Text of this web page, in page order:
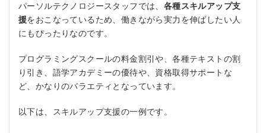
パーソルテクノロジースタッフでは、 各種スキルアップ支
援をおこなっているため、働きながら実力を伸ばしたい人
にもぴったりなのです。
プログラミングスクールの料金割引や、各種テキストの割
り引き、語学アカデミーの優待や、資格取得サポートな
ど、かなりのバラエティとなっています。
以下は、スキルアップ支援の一例です。